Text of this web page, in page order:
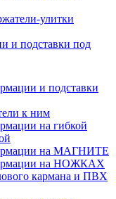
улитки
и подставки под
и подставки
к ним
на гибкой
на МАГНИТЕ
на НОЖКАХ
кармана и ПВХ